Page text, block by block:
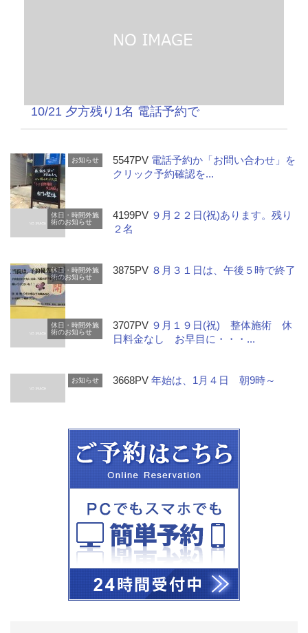
10/21 夕方残り1名 電話予約で
お知らせ 5547PV 電話予約か「お問い合わせ」を
クリック予約確認を...
休日・時間外施
術のお知らせ
4199PV ９月２２日(祝)あります。残り
２名
休日・時間外施
術のお知らせ
3875PV ８月３１日は、午後５時で終了
休日・時間外施
術のお知らせ
3707PV ９月１９日(祝) 整体施術 休
日料金なし お早目に・・・...
お知らせ 3668PV年始は、1月４日 朝9時～